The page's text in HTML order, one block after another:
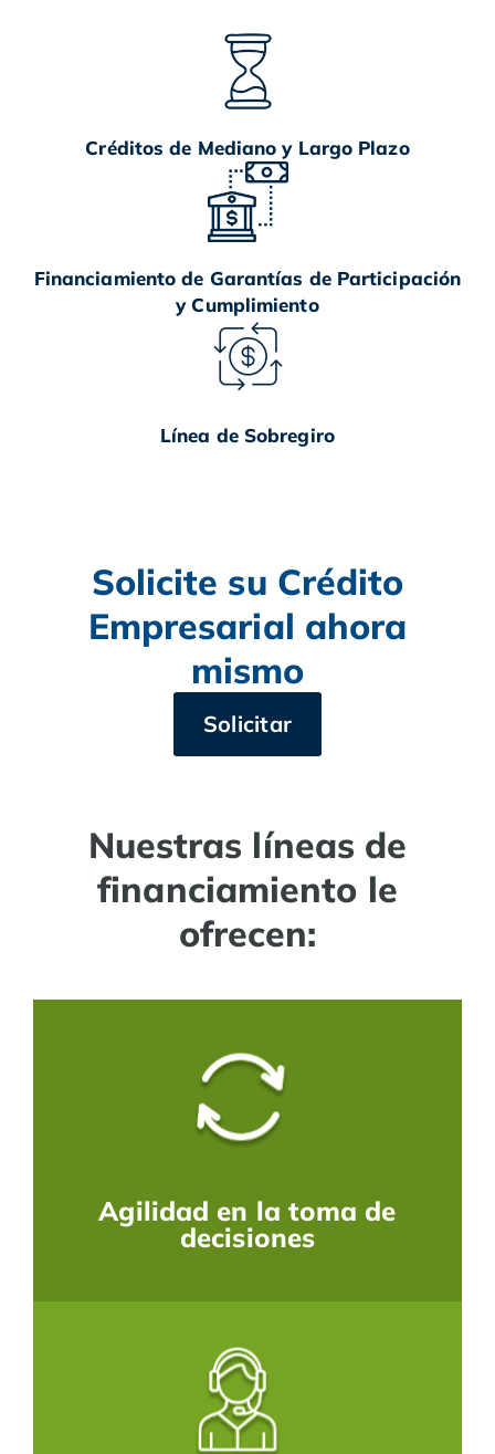
Créditos de Mediano y Largo Plazo
Financiamiento de Garantías de Participación
y Cumplimiento
Línea de Sobregiro
Solicite su Crédito
Empresarial ahora
mismo
Solicitar
Nuestras líneas de
financiamiento le
ofrecen:
Agilidad en la toma de
decisiones